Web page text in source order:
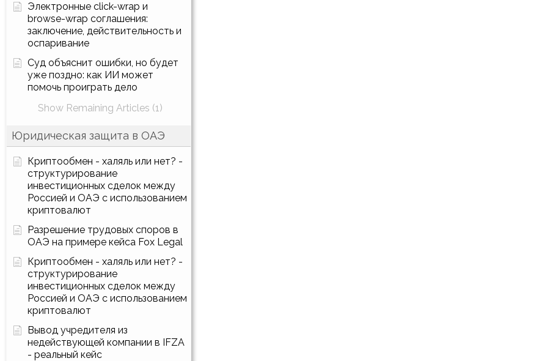
Электронные click-wrap и
browse-wrap соглашения:
заключение, действительность и
оспаривание
Суд объяснит ошибки, но будет
уже поздно: как ИИ может
помочь проиграть дело
Show Remaining Articles (1)
Юридическая защита в ОАЭ
Криптообмен - халяль или нет? -
структурирование
инвестиционных сделок между
Россией и ОАЭ с использованием
криптовалют
Разрешение трудовых споров в
ОАЭ на примере кейса Fox Legal
Криптообмен - халяль или нет? -
структурирование
инвестиционных сделок между
Россией и ОАЭ с использованием
криптовалют
Вывод учредителя из
недействующей компании в IFZA
- реальный кейс